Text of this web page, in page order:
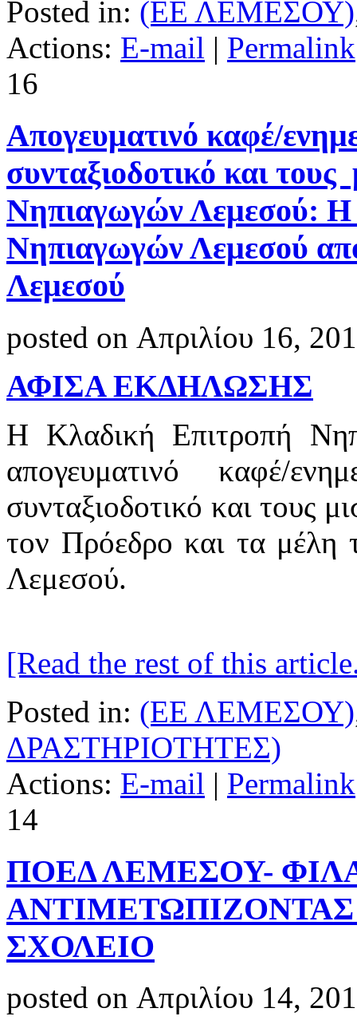
Posted in: (ΕΕ ΛΕΜΕΣΟΥ)
Actions: E-mail | Permalink
16
Aπογευματινό καφέ/
συνταξιοδοτικό και
Νηπιαγωγών Λεμεσού: Η
Νηπιαγωγών Λεμεσού
Λεμεσού
posted on Απριλίου 16,
ΑΦΙΣΑ ΕΚΔΗΛΩΣΗΣ
Η Κλαδική Επιτροπή
απογευματινό καφέ/
συνταξιοδοτικό και τους
τον Πρόεδρο και τα μέλη
Λεμεσού.
[Read the rest of this
Posted in: (ΕΕ ΛΕΜΕΣΟΥ)
ΔΡΑΣΤΗΡΙΟΤΗΤΕΣ)
Actions: E-mail | Permalink
14
ΠΟΕΔ ΛΕΜΕΣΟΥ-
ΣΧΟΛΕΙΟ
posted on Απριλίου 14,